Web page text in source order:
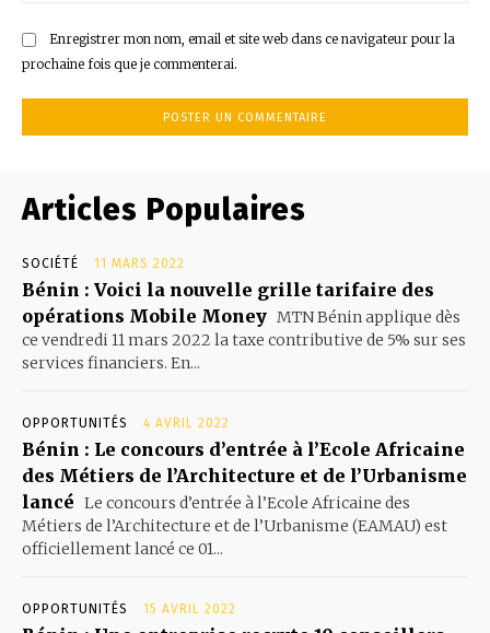
Enregistrer mon nom, email et site web dans ce navigateur pour la
prochaine fois que je commenterai.
Articles Populaires
SOCIÉTÉ 11 MARS 2022
Bénin : Voici la nouvelle grille tarifaire des
opérations Mobile Money MTN Bénin applique dès
ce vendredi 11 mars 2022 la taxe contributive de 5% sur ses
services financiers. En...
OPPORTUNITÉS 4 AVRIL 2022
Bénin : Le concours d’entrée à l’Ecole Africaine
des Métiers de l’Architecture et de l’Urbanisme
lancé Le concours d’entrée à l’Ecole Africaine des
Métiers de l’Architecture et de l’Urbanisme (EAMAU) est
officiellement lancé ce 01...
OPPORTUNITÉS 15 AVRIL 2022